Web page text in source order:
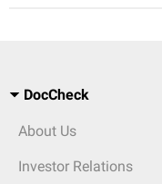
DocCheck
About Us
Investor Relations